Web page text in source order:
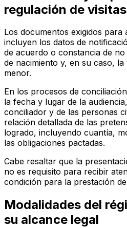
regulación de visitas
Los documentos exigidos para
incluyen los datos de
de acuerdo o constancia de
de nacimiento y, en su caso, la
menor.
En los procesos de
la fecha y lugar de la
conciliador y de las personas
relación detallada de las
logrado, incluyendo cuantía,
las obligaciones pactadas.
Cabe resaltar que la
no es requisito para recibir
condición para la prestación
Modalidades del
su alcance legal